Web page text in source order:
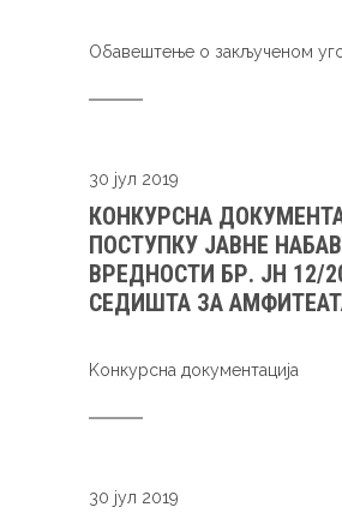
Oбавештење о закљученом
30 јул 2019
КОНКУРСНА
ПОСТУПКУ ЈАВНЕ
ВРЕДНОСТИ БР. ЈН 12/
СЕДИШТА ЗА
Kонкурсна документација
30 јул 2019